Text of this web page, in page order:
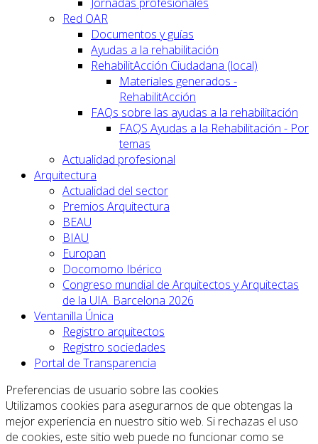
Red OAR
Documentos y guías
Ayudas a la rehabilitación
RehabilitAcción Ciudadana (local)
Materiales generados -
RehabilitAcción
FAQs sobre las ayudas a la rehabilitación
FAQS Ayudas a la Rehabilitación - Por
temas
Actualidad profesional
Arquitectura
Actualidad del sector
Premios Arquitectura
BEAU
BIAU
Europan
Docomomo Ibérico
Congreso mundial de Arquitectos y Arquitectas
de la UIA. Barcelona 2026
Ventanilla Única
Registro arquitectos
Registro sociedades
Portal de Transparencia
Preferencias de usuario sobre las cookies
Utilizamos cookies para asegurarnos de que obtengas la
mejor experiencia en nuestro sitio web. Si rechazas el uso
de cookies, este sitio web puede no funcionar como se